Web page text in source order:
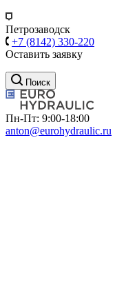
Петрозаводск
+7 (8142) 330-220
Оставить заявку
Поиск
Пн-Пт: 9:00-18:00
anton@eurohydraulic.ru